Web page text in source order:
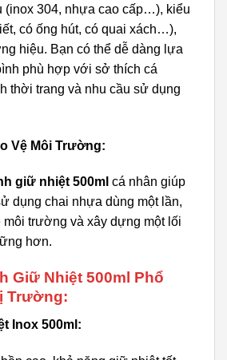
(inox 304, nhựa cao cấp…), kiểu
có ống hút, có quai xách…),
hiệu. Bạn có thể dễ dàng lựa
phù hợp với sở thích cá
thời trang và nhu cầu sử dụng
Vệ Môi Trường:
giữ nhiệt 500ml cá nhân giúp
dụng chai nhựa dùng một lần,
môi trường và xây dựng một lối
hơn.
Giữ Nhiệt 500ml Phổ
Trường:
Inox 500ml: